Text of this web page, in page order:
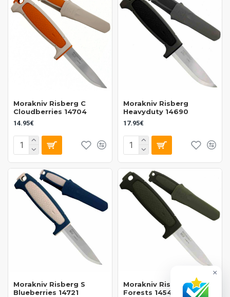
Morakniv Risberg C
Cloudberries 14704
14.95€
Morakniv Risberg
Heavyduty 14690
17.95€
Morakniv Risberg S
Blueberries 14721
Morakniv Risberg S Deep
Forests 14548
×